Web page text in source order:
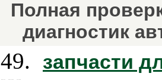
Полная
диагностик
49. запчасти